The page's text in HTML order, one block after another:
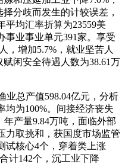
分歧而发生的计较误差，
平均汇率折算为23559美
事业事业单元391家。享受
，增加5.7%，就业坚苦人
闲安全待遇人数为38.61万
总产值598.04亿元，分析
均为100%。间接经济丧失
年产量9.84万吨，面临外部
力取挑和，获国度市场监管
试核心4个，穿着类上涨
计142个，沉工业下降